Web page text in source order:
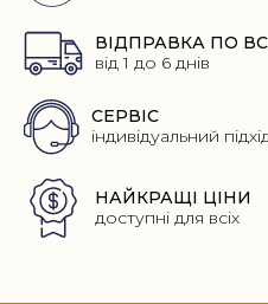
ВІДПРАВКА ПО
від 1 до 6 днів
СЕРВІС
індивідуальний
НАЙКРАЩІ ЦІНИ
доступні для всіх